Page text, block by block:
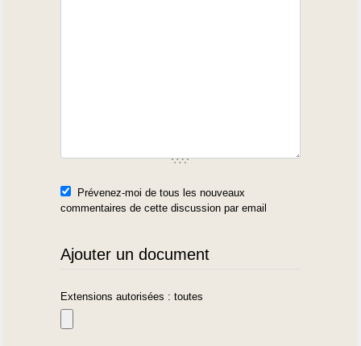
Prévenez-moi de tous les nouveaux
commentaires de cette discussion par email
Ajouter un document
Extensions autorisées : toutes